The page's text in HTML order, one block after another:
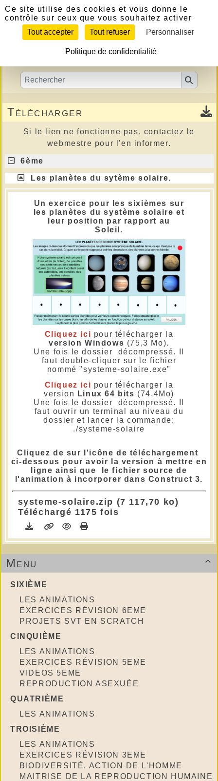

Menu
SIXIÈME
LES ANIMATIONS
EXERCICES RÉVISION 6EME
PROJETS SVT EN SCRATCH
CINQUIÈME
LES ANIMATIONS
EXERCICES RÉVISION 5EME
VIDEOS 5EME
REPRODUCTION ASEXUÉE
QUATRIÈME
LES ANIMATIONS
TROISIÈME
LES ANIMATIONS
EXERCICES RÉVISION 3EME
BIODIVERSITÉ, ACTION DE L'HOMME
MAITRISE DE LA REPRODUCTION HUMAINE
Télécharger
Si le lien ne fonctionne pas, contactez le
webmestre pour l'en informer.
6ème
Les planètes du sytème solaire.
Un exercice pour les sixièmes sur
les planètes du système solaire et
leur position par rapport au
Soleil.
Cliquez ici pour télécharger la
version Windows (75,3 Mo).
Une fois le dossier décompressé. Il
faut double-cliquer sur le fichier
nommé "systeme-solaire.exe"
Cliquez ici pour télécharger la
version
Linux 64 bits (74,4Mo)
Une fois le dossier décompressé. Il
faut ouvrir un terminal au niveau du
dossier et lancer la commande:
./systeme-solaire
Cliquez de sur l'icône de téléchargement
ci-dessous pour avoir la version à mettre en
ligne ainsi que le fichier source de
l'animation à incorporer dans Construct 3.
systeme-solaire.zip (7 117,70 ko)
Téléchargé 1175 fois
Panneau de gestion des cookies
Ce site utilise des cookies et vous donne le
contrôle sur ceux que vous souhaitez activer
Tout accepter
Tout refuser Personnaliser
Politique de confidentialité